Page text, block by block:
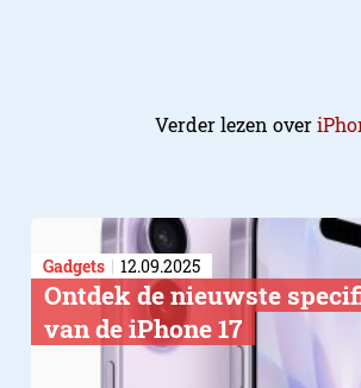
Verder lezen over
Gadgets 12.09.2025
Ontdek de nieuwste
van de iPhone 17